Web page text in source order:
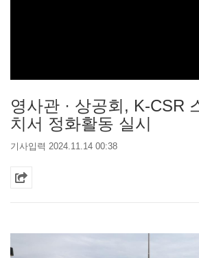
영사관 · 상공회, K-CSR
치서 정화활동 실시
기사입력 2024.11.14 00:38